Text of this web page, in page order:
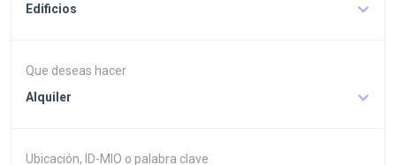
Edificios
Que deseas hacer
Alquiler
Ubicación, ID-MIO o palabra clave